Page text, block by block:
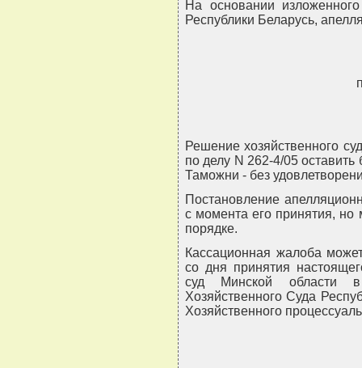
На основании
Республики Беларусь,
Решение хозяйственного
по делу N 262-4/05
Таможни - без
Постановление
с момента его принятия,
порядке.
Кассационная жалоба
со дня принятия
суд Минской области
Хозяйственного Суда
Хозяйственного